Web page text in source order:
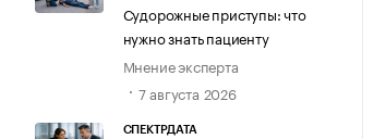
Судорожные приступы: что
нужно знать пациенту
Мнение эксперта
7 августа 2026
СПЕКТРДАТА